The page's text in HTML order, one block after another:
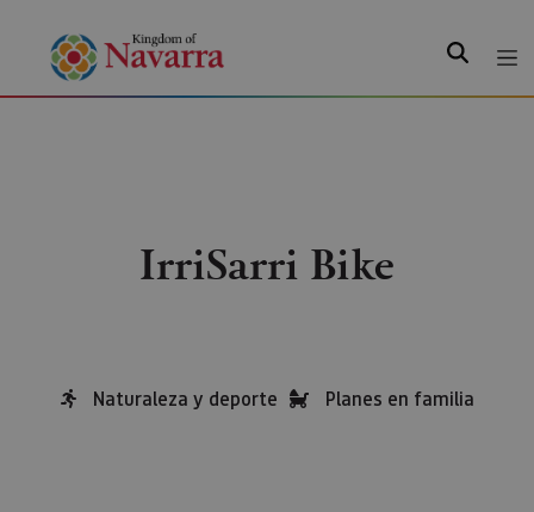
Search
IrriSarri Bike
Naturaleza y deporte Planes en familia